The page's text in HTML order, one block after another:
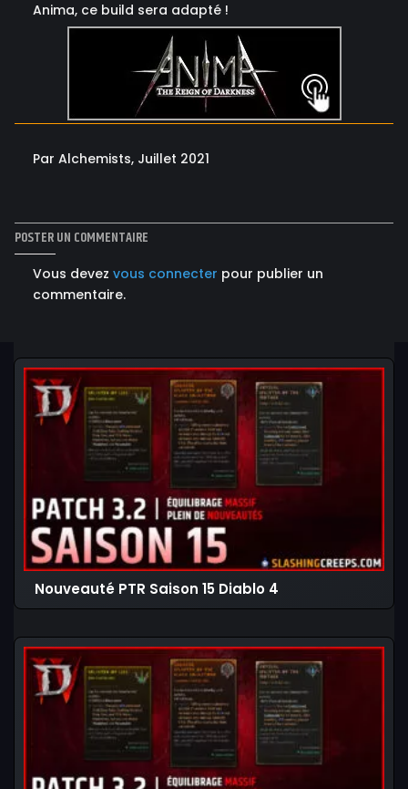
Anima, ce build sera adapté !
Par Alchemists, Juillet 2021
POSTER UN COMMENTAIRE
Vous devez vous connecter pour publier un
commentaire.
Nouveauté PTR Saison 15 Diablo 4